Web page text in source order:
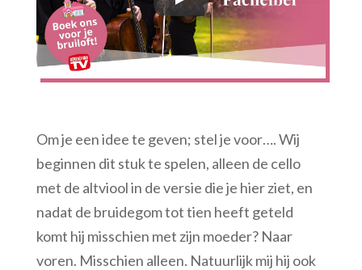
Om je een idee te geven; stel je voor…. Wij
beginnen dit stuk te spelen, alleen de cello
met de altviool in de versie die je hier ziet, en
nadat de bruidegom tot tien heeft geteld
komt hij misschien met zijn moeder? Naar
voren. Misschien alleen. Natuurlijk mij hij ook